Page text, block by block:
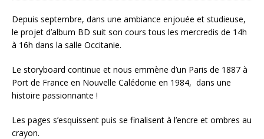
Depuis septembre, dans une ambiance enjouée et studieuse,
le projet d’album BD suit son cours tous les mercredis de 14h
à 16h dans la salle Occitanie.
Le storyboard continue et nous emmène d’un Paris de 1887 à
Port de France en Nouvelle Calédonie en 1984, dans une
histoire passionnante !
Les pages s’esquissent puis se finalisent à l’encre et ombres au
crayon.